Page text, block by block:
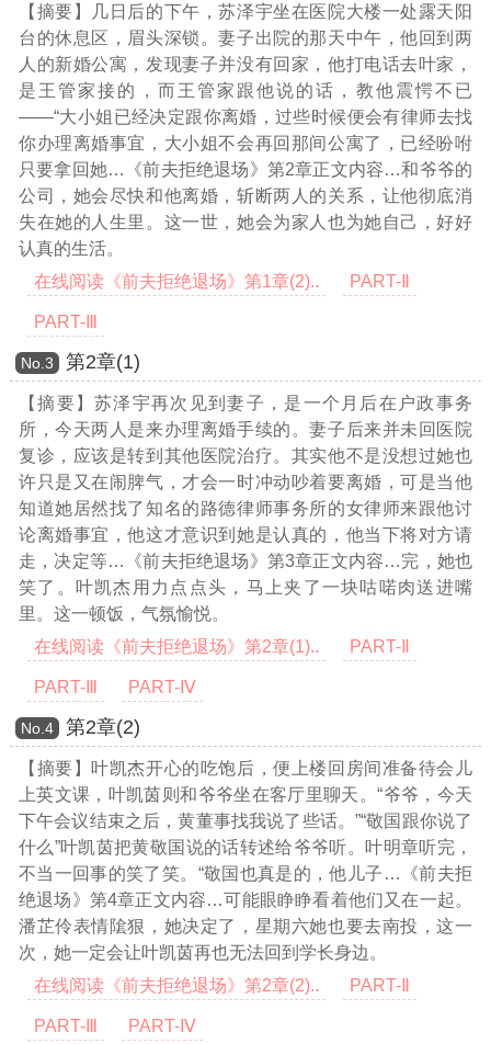
【摘要】几日后的下午，苏泽宇坐在医院大楼一处露天阳
台的休息区，眉头深锁。妻子出院的那天中午，他回到两
人的新婚公寓，发现妻子并没有回家，他打电话去叶家，
是王管家接的，而王管家跟他说的话，教他震愕不已
——“大小姐已经决定跟你离婚，过些时候便会有律师去找
你办理离婚事宜，大小姐不会再回那间公寓了，已经吩咐
只要拿回她…《前夫拒绝退场》第2章正文内容…和爷爷的
公司，她会尽快和他离婚，斩断两人的关系，让他彻底消
失在她的人生里。这一世，她会为家人也为她自己，好好
认真的生活。
在线阅读《前夫拒绝退场》第1章(2)..
PART-Ⅱ
PART-Ⅲ
Νο.3 第2章(1)
【摘要】苏泽宇再次见到妻子，是一个月后在户政事务
所，今天两人是来办理离婚手续的。妻子后来并未回医院
复诊，应该是转到其他医院治疗。其实他不是没想过她也
许只是又在闹脾气，才会一时冲动吵着要离婚，可是当他
知道她居然找了知名的路德律师事务所的女律师来跟他讨
论离婚事宜，他这才意识到她是认真的，他当下将对方请
走，决定等…《前夫拒绝退场》第3章正文内容…完，她也
笑了。叶凯杰用力点点头，马上夹了一块咕喏肉送进嘴
里。这一顿饭，气氛愉悦。
在线阅读《前夫拒绝退场》第2章(1)..
PART-Ⅱ
PART-Ⅲ PART-Ⅳ
Νο.4 第2章(2)
【摘要】叶凯杰开心的吃饱后，便上楼回房间准备待会儿
上英文课，叶凯茵则和爷爷坐在客厅里聊天。“爷爷，今天
下午会议结束之后，黄董事找我说了些话。”“敬国跟你说了
什么”叶凯茵把黄敬国说的话转述给爷爷听。叶明章听完，
不当一回事的笑了笑。“敬国也真是的，他儿子 …《前夫拒
绝退场》第4章正文内容…可能眼睁睁看着他们又在一起。
潘芷伶表情隂狠，她决定了，星期六她也要去南投，这一
次，她一定会让叶凯茵再也无法回到学长身边。
在线阅读《前夫拒绝退场》第2章(2)..
PART-Ⅱ
PART-Ⅲ PART-Ⅳ